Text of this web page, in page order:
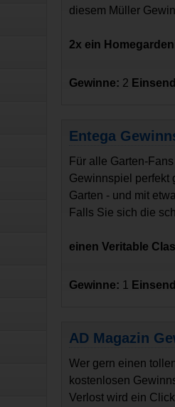
diesem Müller
2x ein
Gewinne: 2
Entega
Für alle Garten-
Gewinnspiel perfekt
Garten - und mit
Falls Sie sich die
einen Veritable
Gewinne: 1
AD Magazin
Wer gern einen
kostenlosen
Verlost wird ein